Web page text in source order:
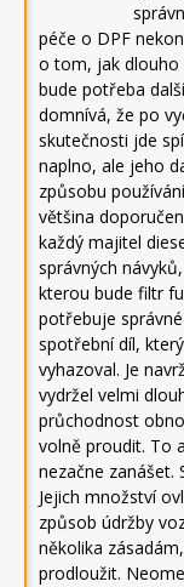
péče o DPF
o tom, jak dlouho
bude potřeba
domnívá, že po
skutečnosti jde
naplno, ale jeho
způsobu
většina
každý majitel
správných
kterou bude filtr
potřebuje
spotřební díl,
vyhazoval. Je
vydržel velmi
průchodnost
volně proudit. To
nezačne zanášet.
Jejich množství
způsob údržby
několika
prodloužit.